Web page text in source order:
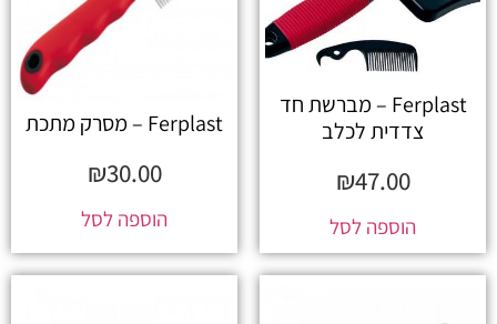
Ferplast – מברשת חד
צדדית לכלב
₪47.00
הוספה לסל
Ferplast – מסרק מתכת
₪30.00
הוספה לסל